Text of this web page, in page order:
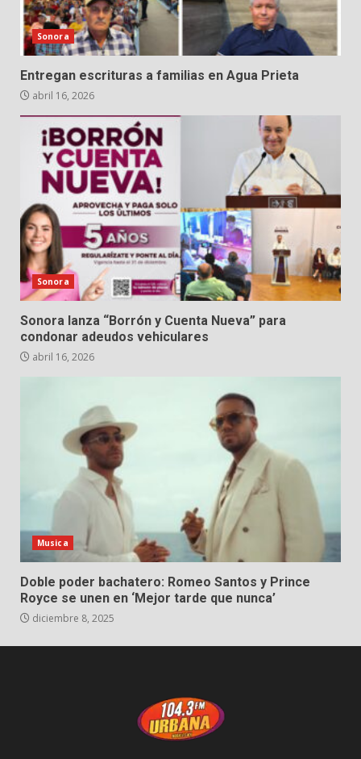
Sonora
Entregan escrituras a familias en Agua Prieta
abril 16, 2026
Sonora
Sonora lanza “Borrón y Cuenta Nueva” para
condonar adeudos vehiculares
abril 16, 2026
Musica
Doble poder bachatero: Romeo Santos y Prince
Royce se unen en ‘Mejor tarde que nunca’
diciembre 8, 2025